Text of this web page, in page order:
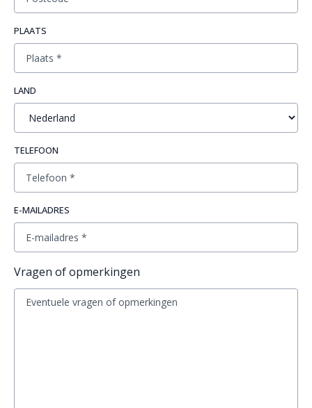
PLAATS
LAND
TELEFOON
E-MAILADRES
Vragen of opmerkingen